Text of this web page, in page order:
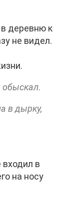
деревню к
не видел.
обыскал.
в дырку,
в
на носу